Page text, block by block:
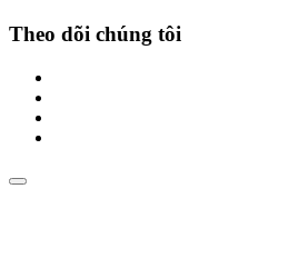
Theo dõi chúng tôi